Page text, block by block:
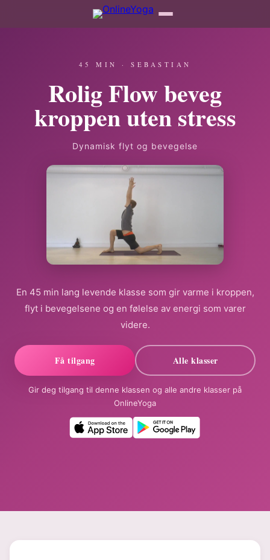
45 MIN · SEBASTIAN
Rolig Flow beveg
kroppen uten stress
Dynamisk flyt og bevegelse
En 45 min lang levende klasse som gir varme i kroppen,
flyt i bevegelsene og en følelse av energi som varer
videre.
Få tilgang Alle klasser
Gir deg tilgang til denne klassen og alle andre klasser på
OnlineYoga